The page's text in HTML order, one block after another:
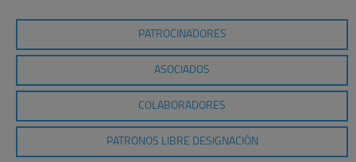
PATROCINADORES
ASOCIADOS
COLABORADORES
PATRONOS LIBRE DESIGNACIÓN